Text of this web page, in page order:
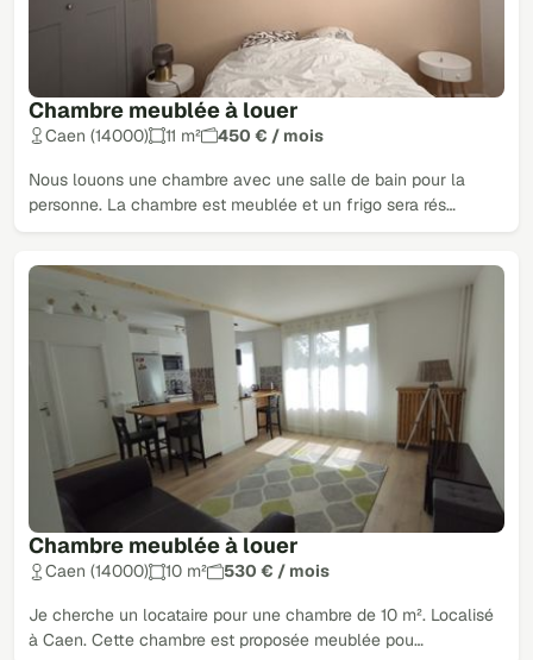
Chambre meublée à louer
Caen (14000) 11 m² 450 € / mois
Nous louons une chambre avec une salle de bain pour la
personne. La chambre est meublée et un frigo sera rés…
Chambre meublée à louer
Caen (14000) 10 m² 530 € / mois
Je cherche un locataire pour une chambre de 10 m². Localisé
à Caen. Cette chambre est proposée meublée pou…